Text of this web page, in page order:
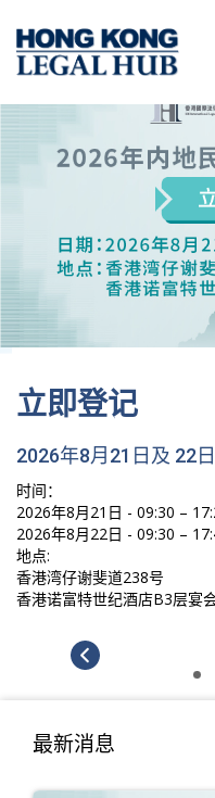
星期六)
最新消息